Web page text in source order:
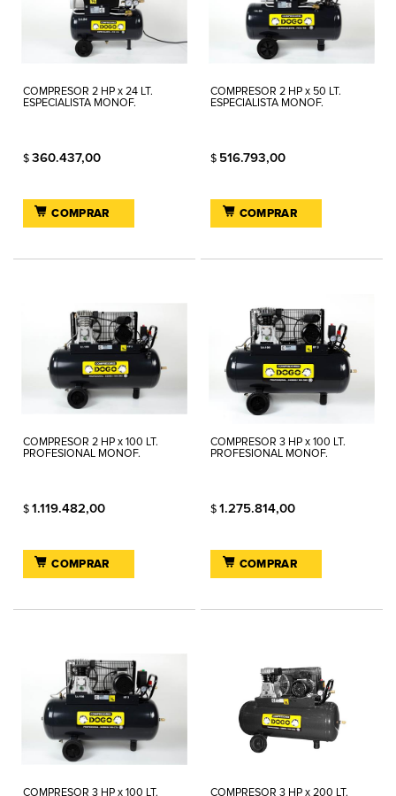
COMPRESOR 2 HP x 24 LT.
ESPECIALISTA MONOF.
$ 360.437,00
COMPRAR
COMPRESOR 2 HP x 50 LT.
ESPECIALISTA MONOF.
$ 516.793,00
COMPRAR
COMPRESOR 2 HP x 100 LT.
PROFESIONAL MONOF.
$ 1.119.482,00
COMPRAR
COMPRESOR 3 HP x 100 LT.
PROFESIONAL MONOF.
$1.275.814,00
COMPRAR
COMPRESOR 3 HP x 100 LT. COMPRESOR 3 HP x 200 LT.